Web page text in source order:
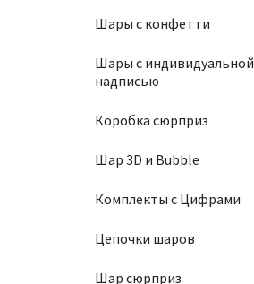
Шары с конфетти
Шары с индивидуальной
надписью
Коробка сюрприз
Шар 3D и Bubble
Комплекты с Цифрами
Цепочки шаров
Шар сюрприз